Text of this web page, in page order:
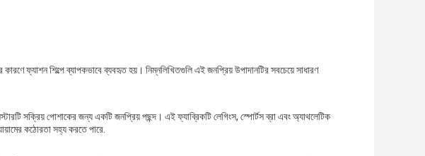
ফ্যাশন শিল্পে ব্যাপকভাবে ব্যবহৃত হয়। নিম্নলিখিতগুলি এই জনপ্রিয় উপাদানটির সবচেয়ে সাধারণ
সক্রিয় পোশাকের জন্য একটি জনপ্রিয় পছন্দ। এই ফ্যাব্রিকটি লেগিংস, স্পোর্টস ব্রা এবং অ্যাথলেটিক
কঠোরতা সহ্য করতে পারে.